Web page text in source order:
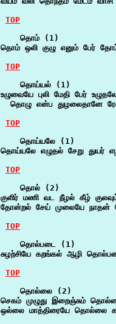
TOP
    தொம் (1)
தொம் ஒலி குழு எனும் பேர்
TOP
    தொய்யல் (1)
உழுவையே புலி மேதி பேர்
தொழு என்ப துழலைதானே
TOP
    தொய்யலே (1)
தொய்யலே எழுதல் சேறு துயர்
TOP
    தொல் (2)
குளிர் மணி வட நீழல் கீழ்
தோன்றல் சேய் முலையே
TOP
    தொல்படை (1)
சுழற்சியே கறங்கல் ஆழி
TOP
    தொல்லை (2)
செகம் முழுது இறைஞ்சும்
ஒல்லை மாத்திரையே தொல்லை